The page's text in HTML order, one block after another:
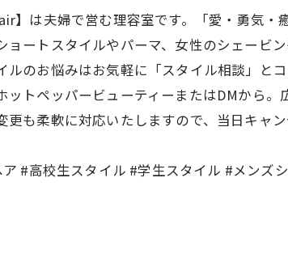
】は夫婦で営む理容室です。「愛・勇気
ョートスタイルやパーマ、女性のシェービン
ルのお悩みはお気軽に「スタイル相談」と
ットペッパービューティーまたはDMから。
更も柔軟に対応いたしますので、当日キャ
#高校生スタイル #学生スタイル #メンズ